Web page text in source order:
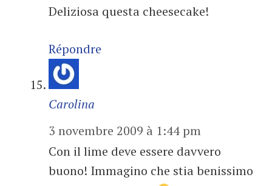
Deliziosa questa cheesecake!
Répondre
Carolina
3 novembre 2009 à 1:44 pm
Con il lime deve essere davvero
buono! Immagino che stia benissimo